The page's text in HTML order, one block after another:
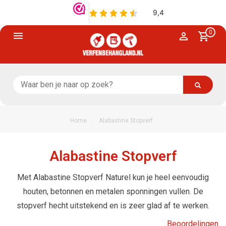
0
Home Alabastine Stopverf
Alabastine Stopverf
Met Alabastine Stopverf Naturel kun je heel eenvoudig
houten, betonnen en metalen sponningen vullen. De
stopverf hecht uitstekend en is zeer glad af te werken.
Beoordelingen